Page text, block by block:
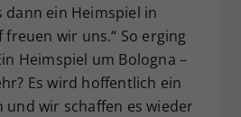
dann ein Heimspiel in
wir uns.“ So erging
Heimspiel um Bologna –
Es wird hoffentlich ein
und wir schaffen es wieder